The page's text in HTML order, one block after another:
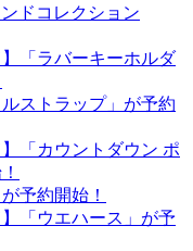
ドコレクション
「ラバーキーホルダ
ストラップ」が予約
「カウントダウン ポ
予約開始！
「ウエハース」が予